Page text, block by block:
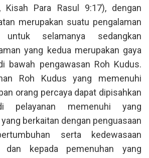
Kisah Para Rasul 9:17), dengan
merupakan suatu pengalaman
untuk selamanya sedangkan
yang kedua merupakan gaya
bawah pengawasan Roh Kudus.
Roh Kudus yang memenuhi
orang percaya dapat dipisahkan
pelayanan memenuhi yang
berkaitan dengan penguasaan
serta kedewasaan
dan kepada pemenuhan yang